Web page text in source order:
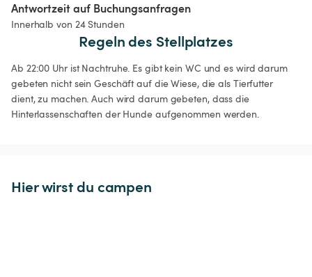
Antwortzeit auf Buchungsanfragen
Innerhalb von 24 Stunden
Regeln des Stellplatzes
Ab 22:00 Uhr ist Nachtruhe. Es gibt kein WC und es wird darum
gebeten nicht sein Geschäft auf die Wiese, die als Tierfutter
dient, zu machen. Auch wird darum gebeten, dass die
Hinterlassenschaften der Hunde aufgenommen werden.
Hier wirst du campen